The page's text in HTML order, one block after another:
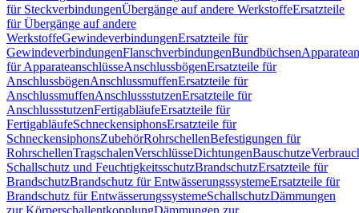
für SteckverbindungenÜbergänge auf andere WerkstoffeErsatzteile
für Übergänge auf andere
WerkstoffeGewindeverbindungenErsatzteile für
GewindeverbindungenFlanschverbindungenBundbüchsen
für ApparateanschlüsseAnschlussbögenErsatzteile für
AnschlussbögenAnschlussmuffenErsatzteile für
AnschlussmuffenAnschlussstutzenErsatzteile für
AnschlussstutzenFertigabläufeErsatzteile für
FertigabläufeSchneckensiphonsErsatzteile für
SchneckensiphonsZubehörRohrschellenBefestigungen für
RohrschellenTragschalenVerschlüsseDichtungenBauschutze
Schallschutz und FeuchtigkeitsschutzBrandschutzErsatzteile für
BrandschutzBrandschutz für EntwässerungssystemeErsatzteile für
Brandschutz für EntwässerungssystemeSchallschutzDämmungen
zur KörperschallentkopplungDämmungen zur